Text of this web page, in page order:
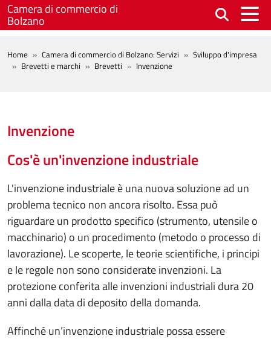
Salta al contenuto principale
Camera di commercio di
Bolzano
BREADCRUMB
Home Camera di commercio di Bolzano: Servizi
Sviluppo d'impresa
Brevetti e marchi
Brevetti Invenzione
Invenzione
Cos'è un'invenzione industriale
L'invenzione industriale è una nuova soluzione ad un
problema tecnico non ancora risolto. Essa può
riguardare un prodotto specifico (strumento, utensile o
macchinario) o un procedimento (metodo o processo di
lavorazione). Le scoperte, le teorie scientifiche, i principi
e le regole non sono considerate invenzioni. La
protezione conferita alle invenzioni industriali dura 20
anni dalla data di deposito della domanda.
Affinché un’invenzione industriale possa essere